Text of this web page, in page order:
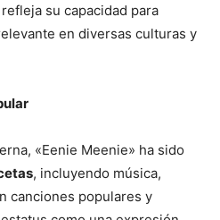
su capacidad para
en diversas culturas y
«Eenie Meenie» ha sido
, incluyendo música,
canciones populares y